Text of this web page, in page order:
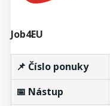
Job4EU
📌 Číslo ponuky
📅 Nástup